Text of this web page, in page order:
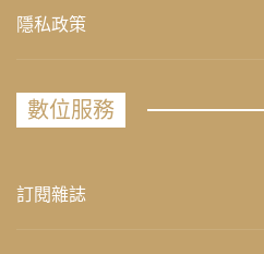
隱私政策
數位服務
訂閱雜誌